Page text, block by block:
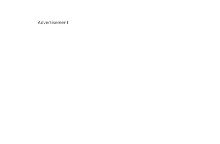
Advertisement